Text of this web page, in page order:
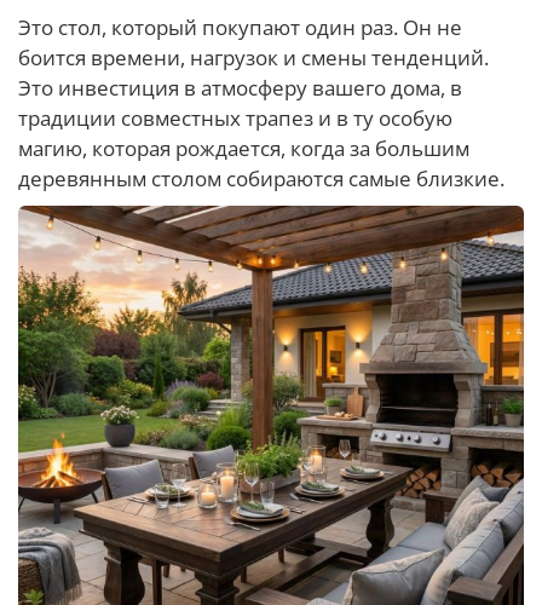
Это стол, который покупают один раз. Он не
боится времени, нагрузок и смены тенденций.
Это инвестиция в атмосферу вашего дома, в
традиции совместных трапез и в ту особую
магию, которая рождается, когда за большим
деревянным столом собираются самые близкие.